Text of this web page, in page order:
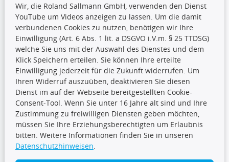
CARAT Gruppe
Folge uns
Wir, die Roland Sallmann GmbH, verwenden den Dienst
YouTube um Videos anzeigen zu lassen. Um die damit
verbundenen Cookies zu nutzen, benötigen wir Ihre
Einwilligung (Art. 6 Abs. 1 lit. a DSGVO i.V.m. § 25 TTDSG)
welche Sie uns mit der Auswahl des Dienstes und dem
Klick Speichern erteilen. Sie können Ihre erteilte
Einwilligung jederzeit für die Zukunft widerrufen. Um
Ihren Widerruf auszuüben, deaktivieren Sie diesen
Dienst im auf der Webseite bereitgestellten Cookie-
Consent-Tool. Wenn Sie unter 16 Jahre alt sind und Ihre
Zustimmung zu freiwilligen Diensten geben möchten,
müssen Sie Ihre Erziehungsberechtigten um Erlaubnis
bitten. Weitere Informationen finden Sie in unseren
Datenschutzhinweisen